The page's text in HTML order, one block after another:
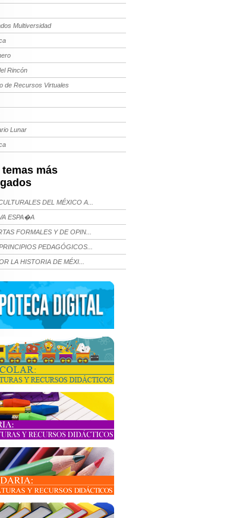
Multiversidad
Rincón
de Recursos Virtuales
Lunar
temas más
DEL MÉXICO A...
ESPA�A
FORMALES Y DE OPIN...
PEDAGÓGICOS...
LA HISTORIA DE MÉXI...